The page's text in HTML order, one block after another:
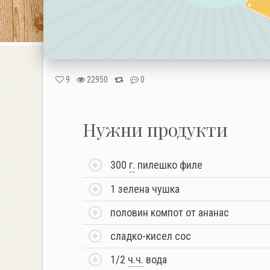
9 22950 0
Нужни продукти
300 г. пилешко филе
1 зелена чушка
половин компот от ананас
сладко-кисел сос
1/2 ч.ч. вода